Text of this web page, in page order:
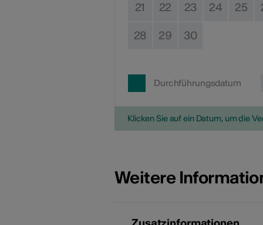
21 22 23 24 25
28 29 30
Durchführungsdatum
Klicken Sie auf ein Datum, um die
Weitere